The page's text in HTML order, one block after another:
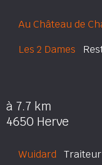
Au Château de
Les 2 Dames
à 7.7 km
4650 Herve
Wuidard Traiteur